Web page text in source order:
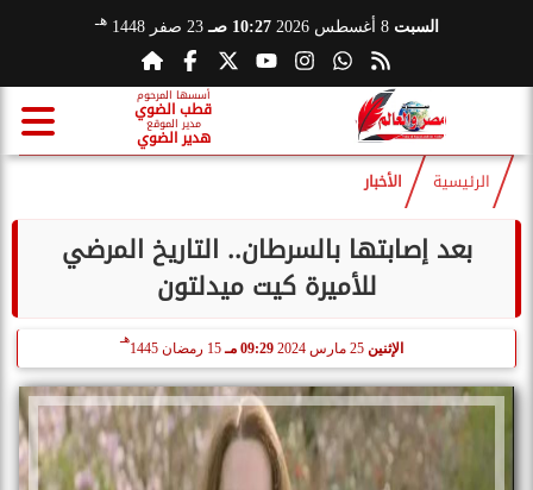
السبت 8 أغسطس 2026 10:27 صـ 23 صفر 1448 هـ
أسسها المرحوم
قطب الضوي
مدير الموقع
هدير الضوي
الرئيسية الأخبار
بعد إصابتها بالسرطان.. التاريخ المرضي
للأميرة كيت ميدلتون
الإثنين 09:29 مـ 15 رمضان 1445
هـ